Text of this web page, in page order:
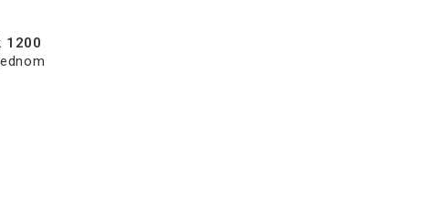
1200